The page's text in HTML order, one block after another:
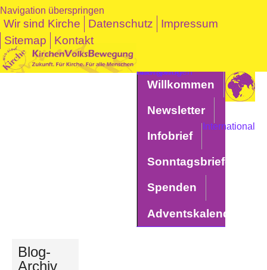
Navigation überspringen
Wir sind Kirche Datenschutz
Impressum
Sitemap
Kontakt
International
Navigation überspringen
Willkommen
Newsletter
Infobrief
Sonntagsbriefe
Spenden
Adventskalender
Blog-
Archiv